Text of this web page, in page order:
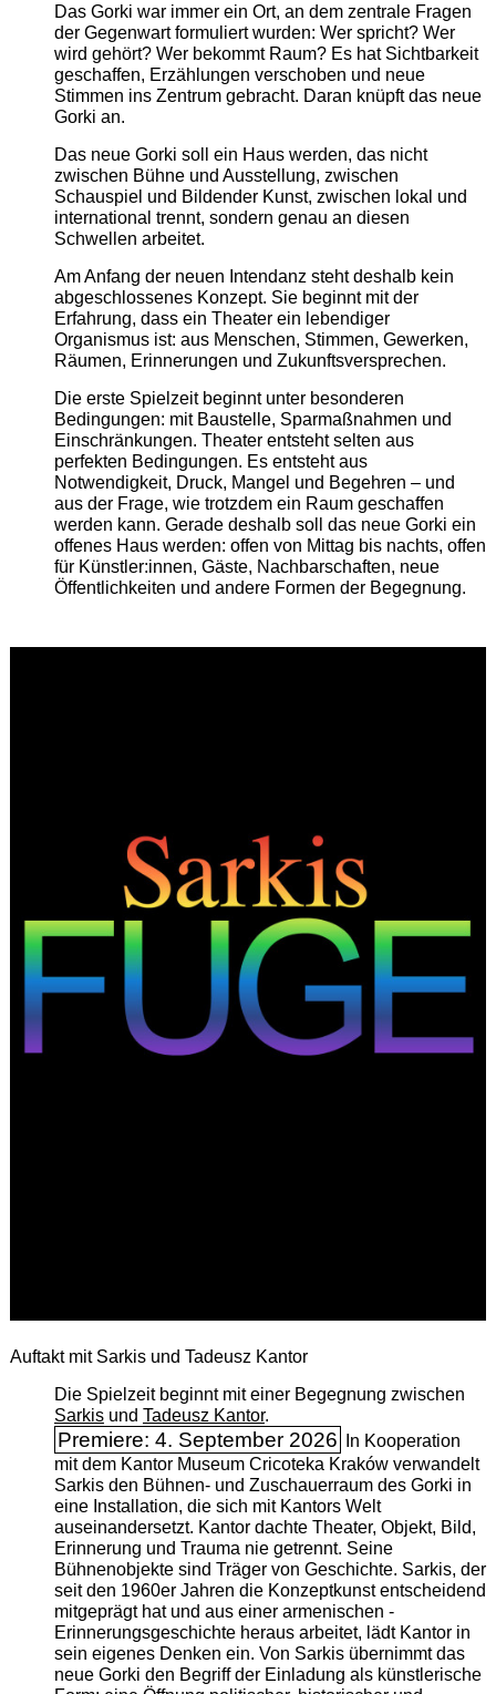
Das Gorki war immer ein Ort, an dem zentrale Fragen
der Gegenwart formuliert wurden: Wer spricht? Wer
wird gehört? Wer bekommt Raum? Es hat Sichtbarkeit
geschaffen, Erzählungen verschoben und neue
Stimmen ins Zentrum gebracht. Daran knüpft das neue
Gorki an.
Das neue Gorki soll ein Haus werden, das nicht
zwischen Bühne und Ausstellung, zwischen
Schauspiel und Bildender Kunst, zwischen lokal und
international trennt, sondern genau an diesen
Schwellen arbeitet.
Am Anfang der neuen Intendanz steht deshalb kein
abgeschlossenes Konzept. Sie beginnt mit der
Erfahrung, dass ein Theater ein lebendiger
Organismus ist: aus Menschen, Stimmen, Gewerken,
Räumen, Erinnerungen und Zukunftsversprechen.
Die erste Spielzeit beginnt unter besonderen
Bedingungen: mit Baustelle, Sparmaßnahmen und
Einschränkungen. Theater entsteht selten aus
perfekten Bedingungen. Es entsteht aus
Notwendigkeit, Druck, Mangel und Begehren – und
aus der Frage, wie trotzdem ein Raum geschaffen
werden kann. Gerade deshalb soll das neue Gorki ein
offenes Haus werden: offen von Mittag bis nachts, offen
für Künstler:innen, Gäste, Nachbarschaften, neue
Öffentlichkeiten und andere Formen der Begegnung.
Auftakt mit Sarkis und Tadeusz Kantor
Die Spielzeit beginnt mit einer Begegnung zwischen
Sarkisund Tadeusz Kantor.
Premiere: 4. September 2026
In Kooperation
mit dem Kantor Museum Cricoteka Kraków verwandelt
Sarkis den Bühnen- und Zuschauerraum des Gorki in
eine Installation, die sich mit Kantors Welt
auseinandersetzt. Kantor dachte Theater, Objekt, Bild,
Erinnerung und Trauma nie getrennt. Seine
Bühnenobjekte sind Träger von Geschichte. Sarkis, der
seit den 1960er Jahren die Konzeptkunst entscheidend
mitgeprägt hat und aus einer armenischen ­
Erinnerungsgeschichte heraus arbeitet, lädt Kantor in
sein eigenes Denken ein. Von Sarkis übernimmt das
neue Gorki den Begriff der Einladung als künstlerische